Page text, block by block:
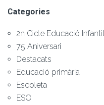
Categories
2n Cicle Educació Infantil
75 Aniversari
Destacats
Educació primària
Escoleta
ESO